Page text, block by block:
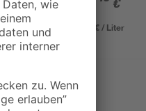
€
21,99 € / Liter